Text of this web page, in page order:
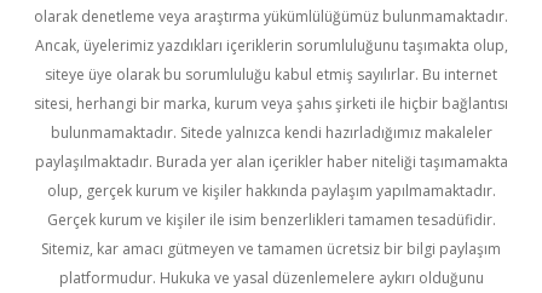
olarak denetleme veya araştırma yükümlülüğümüz bulunmamaktadır.
Ancak, üyelerimiz yazdıkları içeriklerin sorumluluğunu taşımakta olup,
siteye üye olarak bu sorumluluğu kabul etmiş sayılırlar. Bu internet
sitesi, herhangi bir marka, kurum veya şahıs şirketi ile hiçbir bağlantısı
bulunmamaktadır. Sitede yalnızca kendi hazırladığımız makaleler
paylaşılmaktadır. Burada yer alan içerikler haber niteliği taşımamakta
olup, gerçek kurum ve kişiler hakkında paylaşım yapılmamaktadır.
Gerçek kurum ve kişiler ile isim benzerlikleri tamamen tesadüfidir.
Sitemiz, kar amacı gütmeyen ve tamamen ücretsiz bir bilgi paylaşım
platformudur. Hukuka ve yasal düzenlemelere aykırı olduğunu